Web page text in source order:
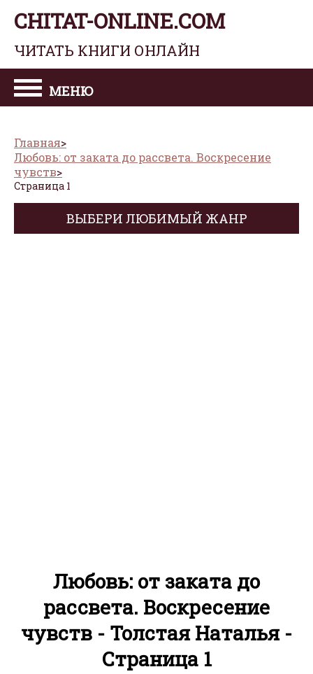
CHITAT-ONLINE.COM
ЧИТАТЬ КНИГИ ОНЛАЙН
МЕНЮ
Главная
Любовь: от заката до рассвета. Воскресение
чувств
Страница 1
ВЫБЕРИ ЛЮБИМЫЙ ЖАНР
Любовь: от заката до
рассвета. Воскресение
чувств - Толстая Наталья -
Страница 1